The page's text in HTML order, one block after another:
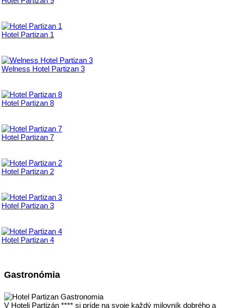
Hotel Partizan 1
Welness Hotel Partizan 3
Hotel Partizan 8
Hotel Partizan 7
Hotel Partizan 2
Hotel Partizan 3
Hotel Partizan 4
Gastronómia
V Hoteli Partizán **** si príde na svoje každý milovník dobrého a